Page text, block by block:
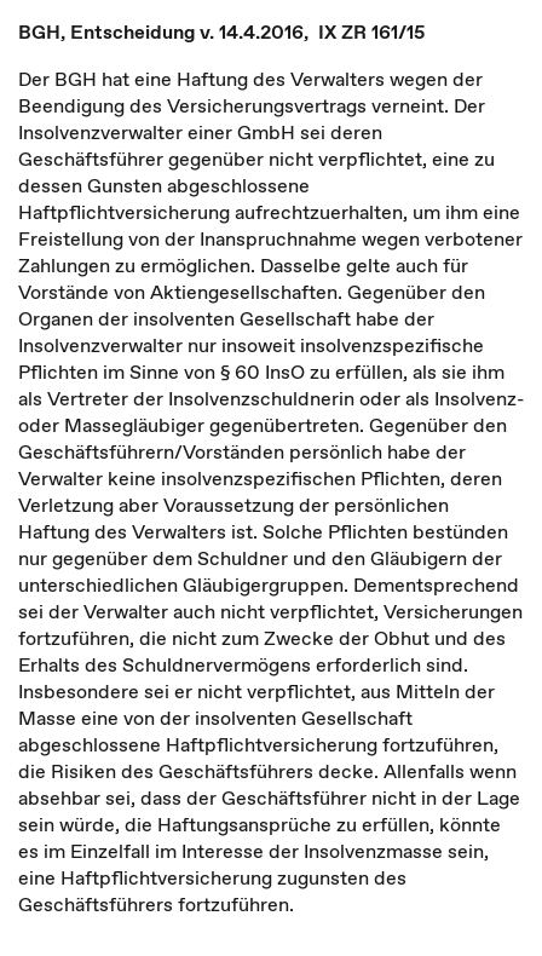
BGH, Entscheidung v. 14.4.2016, IX ZR 161/15
Der BGH hat eine Haftung des Verwalters wegen der
Beendigung des Versicherungsvertrags verneint. Der
Insolvenzverwalter einer GmbH sei deren
Geschäftsführer gegenüber nicht verpflichtet, eine zu
dessen Gunsten abgeschlossene
Haftpflichtversicherung aufrechtzuerhalten, um ihm eine
Freistellung von der Inanspruchnahme wegen verbotener
Zahlungen zu ermöglichen. Dasselbe gelte auch für
Vorstände von Aktiengesellschaften. Gegenüber den
Organen der insolventen Gesellschaft habe der
Insolvenzverwalter nur insoweit insolvenzspezifische
Pflichten im Sinne von § 60 InsO zu erfüllen, als sie ihm
als Vertreter der Insolvenzschuldnerin oder als Insolvenz-
oder Massegläubiger gegenübertreten. Gegenüber den
Geschäftsführern/Vorständen persönlich habe der
Verwalter keine insolvenzspezifischen Pflichten, deren
Verletzung aber Voraussetzung der persönlichen
Haftung des Verwalters ist. Solche Pflichten bestünden
nur gegenüber dem Schuldner und den Gläubigern der
unterschiedlichen Gläubigergruppen. Dementsprechend
sei der Verwalter auch nicht verpflichtet, Versicherungen
fortzuführen, die nicht zum Zwecke der Obhut und des
Erhalts des Schuldnervermögens erforderlich sind.
Insbesondere sei er nicht verpflichtet, aus Mitteln der
Masse eine von der insolventen Gesellschaft
abgeschlossene Haftpflichtversicherung fortzuführen,
die Risiken des Geschäftsführers decke. Allenfalls wenn
absehbar sei, dass der Geschäftsführer nicht in der Lage
sein würde, die Haftungsansprüche zu erfüllen, könnte
es im Einzelfall im Interesse der Insolvenzmasse sein,
eine Haftpflichtversicherung zugunsten des
Geschäftsführers fortzuführen.